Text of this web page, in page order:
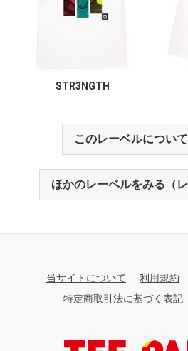
STR3NGTH
このレーベルについ
ほかのレーベルをみる（
当サイトについて 利用規約
特定商取引法に基づく表記